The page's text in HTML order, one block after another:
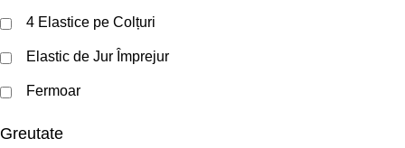
4 Elastice pe Colțuri
Elastic de Jur Împrejur
Fermoar
Greutate